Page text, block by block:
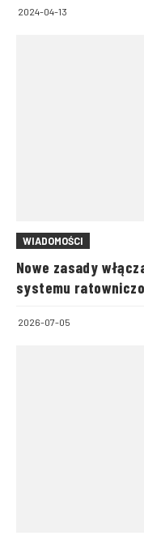
2024-04-13
WIADOMOŚCI
Nowe zasady
systemu
2026-07-05